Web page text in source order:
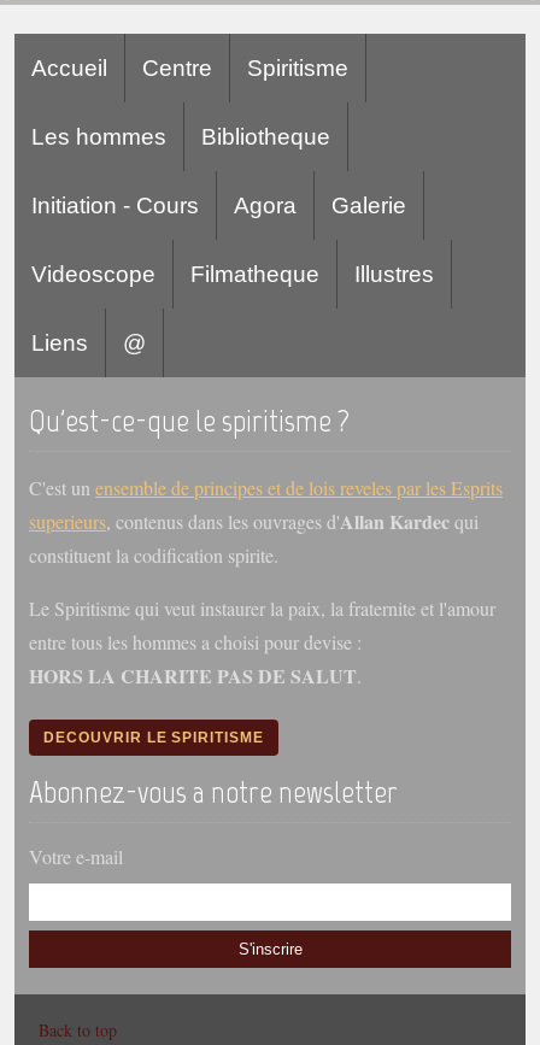
Accueil Centre Spiritisme
Les hommes Bibliotheque
Initiation - Cours Agora Galerie
Videoscope Filmatheque Illustres
Liens @
Qu'est-ce-que le spiritisme ?
C'est un ensemble de principes et de lois reveles par les Esprits
superieurs, contenus dans les ouvrages d'Allan Kardecqui
constituent la codification spirite.
Le Spiritisme qui veut instaurer la paix, la fraternite et l'amour
entre tous les hommes a choisi pour devise :
HORS LA CHARITE PAS DE SALUT.
DECOUVRIR LE SPIRITISME
Abonnez-vous a notre newsletter
Votre e-mail
S'inscrire
Back to top